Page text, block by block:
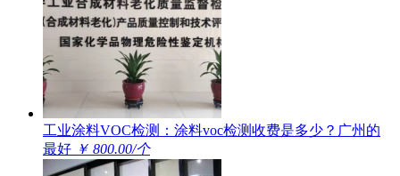
工业涂料VOC检测：涂料voc检测收费是多少？广州的
最好 ￥ 800.00/个